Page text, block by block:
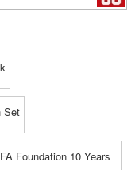
Set
Foundation 10 Years